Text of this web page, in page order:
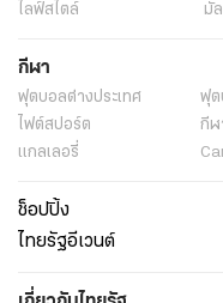
ไลฟ์สไตล์
มั
กีฬา
ฟุตบอลต่่างประเทศ ฟุต
ไฟต์สปอร์ต
กีฬ
แกลเลอรี่
ช็อปปิ้ง
ไทยรัฐอีเวนต์